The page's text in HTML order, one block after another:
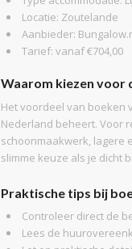
Locatie: Zoutelande
Aanbieder:
Tarief: vanaf €704,00
Waarom kiezen voor
Het voordeel van boeken
Nederland beheert. Voor
schoonmaakwerk, lagere
slimme keuze als je dicht
Praktische tips bij
Controleer direct de
Lees de